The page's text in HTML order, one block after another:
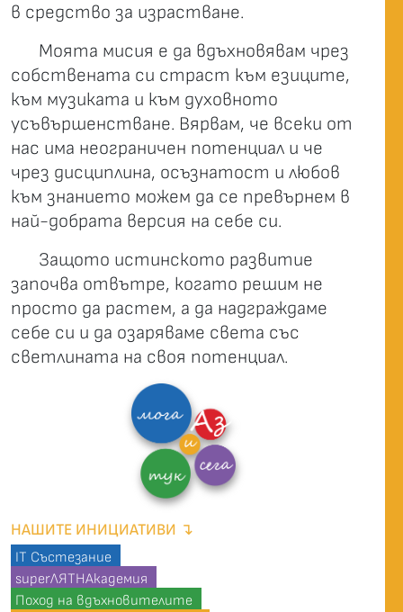
в средство за израстване.
Моята мисия е да вдъхновявам чрез
собствената си страст към езиците,
към музиката и към духовното
усъвършенстване. Вярвам, че всеки от
нас има неограничен потенциал и че
чрез дисциплина, осъзнатост и любов
към знанието можем да се превърнем в
най-добрата версия на себе си.
Защото истинското развитие
започва отвътре, когато решим не
просто да растем, а да надграждаме
себе си и да озаряваме света със
светлината на своя потенциал.
НАШИТЕ ИНИЦИАТИВИ ↴
IT Състезание
superЛЯТНАкадемия
Поход на вдъхновителите